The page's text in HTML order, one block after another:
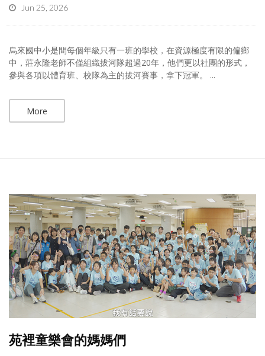
Jun 25, 2026
烏來國中小是間每個年級只有一班的學校，在資源極度有限的偏鄉
中，莊永隆老師不僅組織拔河隊超過20年，他們更以社團的形式，
參與各項以體育班、校隊為主的拔河賽事，拿下冠軍。 ...
More
苑裡童樂會的媽媽們